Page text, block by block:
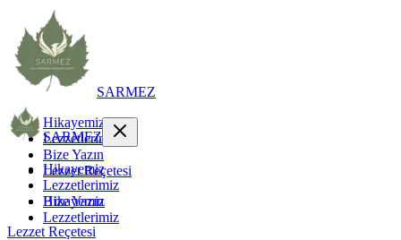
SARMEZ
Hikayemiz
Lezzetlerimiz
Bize Yazın
Lezzet Reçetesi
Hikayemiz
Lezzetlerimiz
SARMEZ
Hikayemiz
Lezzetlerimiz
Bize Yazın
Lezzet Reçetesi